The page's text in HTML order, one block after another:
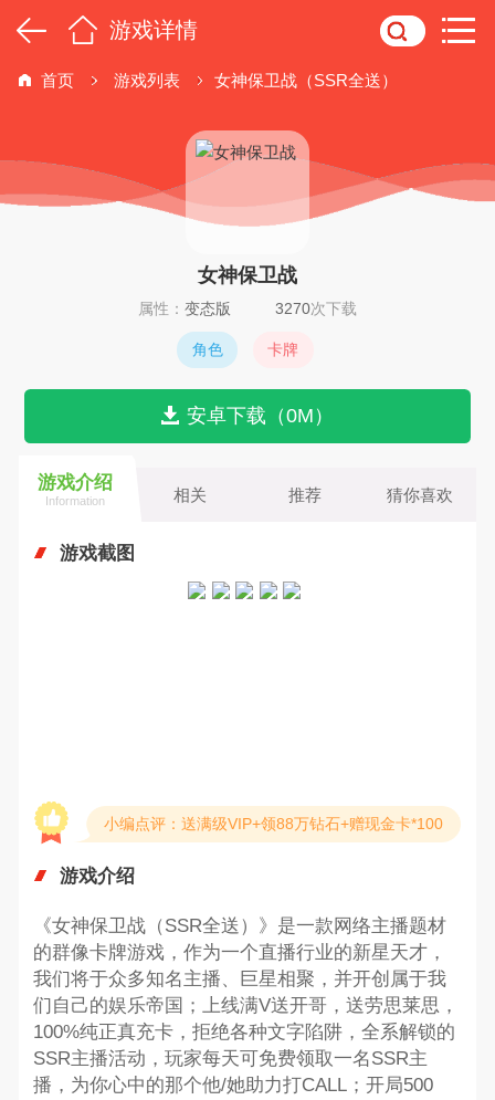
游戏详情
首页 游戏列表 女神保卫战（SSR全送）
女神保卫战
属性： 变态版 3270次下载
角色 卡牌
安卓下载（0M）
游戏介绍
Information 相关 推荐 猜你喜欢
游戏截图
小编点评：送满级VIP+领88万钻石+赠现金卡*100
游戏介绍
《女神保卫战（SSR全送）》是一款网络主播题材
的群像卡牌游戏，作为一个直播行业的新星天才，
我们将于众多知名主播、巨星相聚，并开创属于我
们自己的娱乐帝国；上线满V送开哥，送劳思莱思，
100%纯正真充卡，拒绝各种文字陷阱，全系解锁的
SSR主播活动，玩家每天可免费领取一名SSR主
播，为你心中的那个他/她助力打CALL；开局500